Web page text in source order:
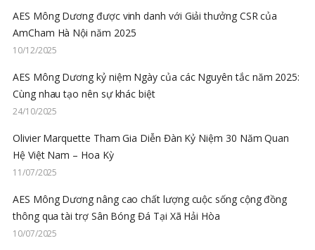
AES Mông Dương được vinh danh với Giải thưởng CSR của
AmCham Hà Nội năm 2025
10/12/2025
AES Mông Dương kỷ niệm Ngày của các Nguyên tắc năm 2025:
Cùng nhau tạo nên sự khác biệt
24/10/2025
Olivier Marquette Tham Gia Diễn Đàn Kỷ Niệm 30 Năm Quan
Hệ Việt Nam – Hoa Kỳ
11/07/2025
AES Mông Dương nâng cao chất lượng cuộc sống cộng đồng
thông qua tài trợ Sân Bóng Đá Tại Xã Hải Hòa
10/07/2025